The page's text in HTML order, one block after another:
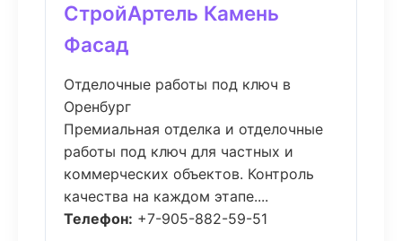
СтройАртель Камень
Фасад
Отделочные работы под ключ в
Оренбург
Премиальная отделка и отделочные
работы под ключ для частных и
коммерческих объектов. Контроль
качества на каждом этапе....
Телефон: +7-905-882-59-51